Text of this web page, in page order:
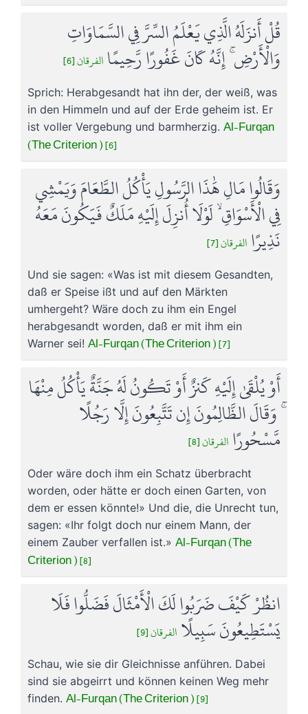
قُلْ أَنزَلَهُ الَّذِي يَعْلَمُ السِّرَّ فِي السَّمَاوَاتِ
وَالْأَرْضِ ۚ إِنَّهُ كَانَ غَفُورًا رَّحِيمًا الفرقان [6]
Sprich: Herabgesandt hat ihn der, der weiß, was
in den Himmeln und auf der Erde geheim ist. Er
ist voller Vergebung und barmherzig. Al-Furqan
(The Criterion ) [6]
وَقَالُوا مَالِ هَٰذَا الرَّسُولِ يَأْكُلُ الطَّعَامَ وَيَمْشِي
فِي الْأَسْوَاقِ ۙ لَوْلَا أُنزِلَ إِلَيْهِ مَلَكٌ فَيَكُونَ مَعَهُ
نَذِيرًا الفرقان [7]
Und sie sagen: «Was ist mit diesem Gesandten,
daß er Speise ißt und auf den Märkten
umhergeht? Wäre doch zu ihm ein Engel
herabgesandt worden, daß er mit ihm ein
Warner sei! Al-Furqan (The Criterion ) [7]
أَوْ يُلْقَىٰ إِلَيْهِ كَنزٌ أَوْ تَكُونُ لَهُ جَنَّةٌ يَأْكُلُ مِنْهَا
ۚ وَقَالَ الظَّالِمُونَ إِن تَتَّبِعُونَ إِلَّا رَجُلًا
مَّسْحُورًا الفرقان [8]
Oder wäre doch ihm ein Schatz überbracht
worden, oder hätte er doch einen Garten, von
dem er essen könnte!» Und die, die Unrecht tun,
sagen: «Ihr folgt doch nur einem Mann, der
einem Zauber verfallen ist.» Al-Furqan (The
Criterion ) [8]
انظُرْ كَيْفَ ضَرَبُوا لَكَ الْأَمْثَالَ فَضَلُّوا فَلَا
يَسْتَطِيعُونَ سَبِيلًا الفرقان [9]
Schau, wie sie dir Gleichnisse anführen. Dabei
sind sie abgeirrt und können keinen Weg mehr
finden. Al-Furqan (The Criterion ) [9]